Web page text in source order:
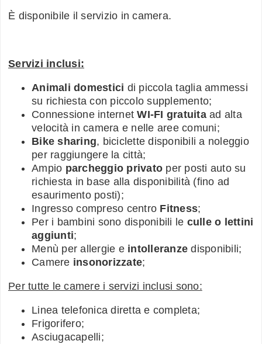
È disponibile il servizio in camera.
Servizi inclusi:
Animali domestici di piccola taglia ammessi
su richiesta con piccolo supplemento;
Connessione internetWI-FI gratuitaad alta
velocità in camera e nelle aree comuni;
Bike sharing, biciclette disponibili a noleggio
per raggiungere la città;
Ampio parcheggio privato per posti auto su
richiesta in base alla disponibilità (fino ad
esaurimento posti);
Ingresso compreso centro Fitness;
Per i bambini sono disponibili le culle o lettini
aggiunti;
Menù per allergie e intolleranze disponibili;
Camere insonorizzate;
Per tutte le camere i servizi inclusi sono:
Linea telefonica diretta e completa;
Frigorifero;
Asciugacapelli;